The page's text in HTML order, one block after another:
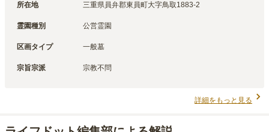
所在地 三重県員弁郡東員町大字鳥取1883-2
霊園種別 公営霊園
区画タイプ 一般墓
宗旨宗派 宗教不問
詳細をもっと見る